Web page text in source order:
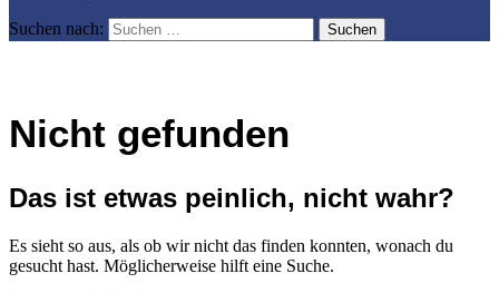
Suchen nach:
Nicht gefunden
Das ist etwas peinlich, nicht wahr?
Es sieht so aus, als ob wir nicht das finden konnten, wonach du
gesucht hast. Möglicherweise hilft eine Suche.